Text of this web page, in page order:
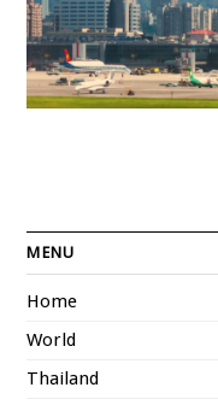
MENU
Home
World
Thailand